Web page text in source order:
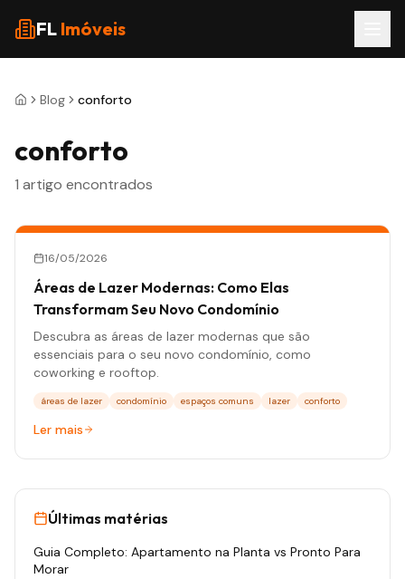
FL Imóveis
Blog conforto
conforto
1 artigo encontrados
16/05/2026
Áreas de Lazer Modernas: Como Elas
Transformam Seu Novo Condomínio
Descubra as áreas de lazer modernas que são
essenciais para o seu novo condomínio, como
coworking e rooftop.
áreas de lazer condomínio espaços comuns lazer conforto
Ler mais
Últimas matérias
Guia Completo: Apartamento na Planta vs Pronto Para
Morar